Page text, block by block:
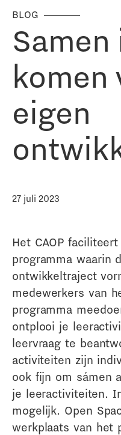
BLOG
komen
eigen
27 juli 2023
Het CAOP
programma waarin
ontwikkeltraject
medewerkers van
programma
ontplooi je
leervraag te
activiteiten zijn
ook fijn om sámen
je leeractiviteiten.
mogelijk. Open
werkplaats van het